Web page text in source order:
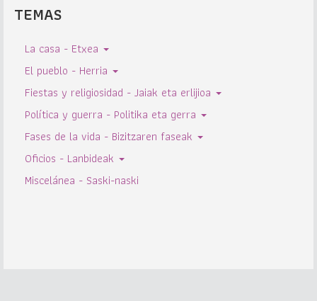
TEMAS
La casa - Etxea
El pueblo - Herria
Fiestas y religiosidad - Jaiak eta erlijioa
Política y guerra - Politika eta gerra
Fases de la vida - Bizitzaren faseak
Oficios - Lanbideak
Miscelánea - Saski-naski